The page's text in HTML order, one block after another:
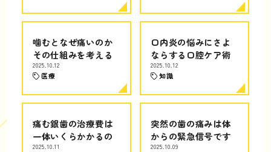
噛むとなぜ痛いのか
その仕組みを考える
2025.10.12
医療
口内炎の悩みにさよ
ならする口腔ケア術
2025.10.12
知識
痛む銀歯の治療費は
一体いくらかかるの
2025.10.11
突然の歯の痛みは体
からの緊急信号です
2025.10.09